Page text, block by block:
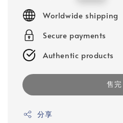
price
Worldwide shipping
Secure payments
Authentic products
售完
分享